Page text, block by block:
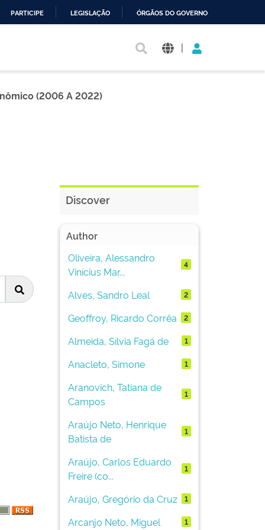
PARTICIPE LEGISLAÇÃO ÓRGÃOS DO GOVERNO
|
(2006 A 2022)
Discover
Author
Oliveira, Alessandro
Vinícius Mar...
4
Alves, Sandro Leal 2
Geoffroy, Ricardo Corrêa 2
Almeida, Sílvia Fagá de 1
Anacleto, Simone 1
Aranovich, Tatiana de
Campos
1
Araújo Neto, Henrique
Batista de
1
Araújo, Carlos Eduardo
Freire (co...
1
Araújo, Gregório da Cruz 1
Arcanjo Neto, Miguel 1